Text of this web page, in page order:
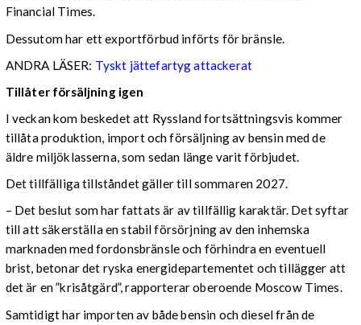
Financial Times.
Dessutom har ett exportförbud införts för bränsle.
ANDRA LÄSER: Tyskt jättefartyg attackerat
Tillåter försäljning igen
I veckan kom beskedet att Ryssland fortsättningsvis kommer
tillåta produktion, import och försäljning av bensin med de
äldre miljöklasserna, som sedan länge varit förbjudet.
Det tillfälliga tillståndet gäller till sommaren 2027.
– Det beslut som har fattats är av tillfällig karaktär. Det syftar
till att säkerställa en stabil försörjning av den inhemska
marknaden med fordonsbränsle och förhindra en eventuell
brist, betonar det ryska energidepartementet och tillägger att
det är en ”krisåtgärd”, rapporterar oberoende Moscow Times.
Samtidigt har importen av både bensin och diesel från de